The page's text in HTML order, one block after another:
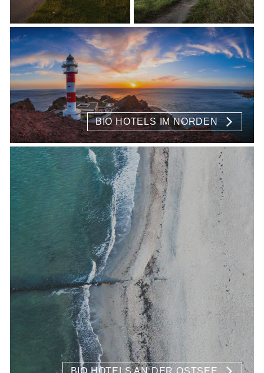
BIO HOTELS IM NORDEN